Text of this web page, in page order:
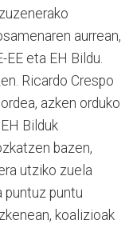
aurrean,
eta EH Bildu.
Ricardo Crespo
azken orduko
Bilduk
bazen,
utziko zuela
puntuz puntu
koalizioak